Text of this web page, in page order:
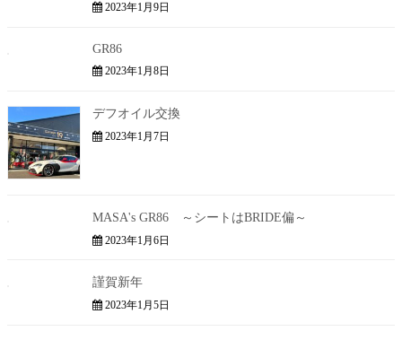
2023年1月9日
GR86
2023年1月8日
デフオイル交換
2023年1月7日
MASA's GR86 ～シートはBRIDE偏～
2023年1月6日
謹賀新年
2023年1月5日